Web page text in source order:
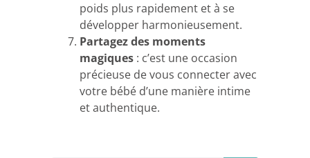
poids plus rapidement et à se
développer harmonieusement.
Partagez des moments
magiques: c’est une occasion
précieuse de vous connecter avec
votre bébé d’une manière intime
et authentique.